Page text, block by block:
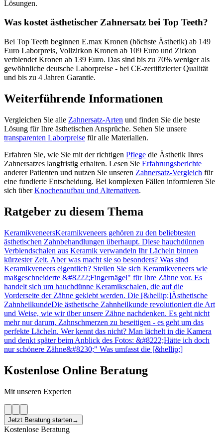
Lösungen.
Was kostet ästhetischer Zahnersatz bei Top Teeth?
Bei Top Teeth beginnen E.max Kronen (höchste Ästhetik) ab 149
Euro Laborpreis, Vollzirkon Kronen ab 109 Euro und Zirkon
verblendet Kronen ab 139 Euro. Das sind bis zu 70% weniger als
gewöhnliche deutsche Laborpreise - bei CE-zertifizierter Qualität
und bis zu 4 Jahren Garantie.
Weiterführende Informationen
Vergleichen Sie alle Zahnersatz-Arten und finden Sie die beste
Lösung für Ihre ästhetischen Ansprüche. Sehen Sie unsere
transparenten Laborpreise für alle Materialien.
Erfahren Sie, wie Sie mit der richtigen Pflege die Ästhetik Ihres
Zahnersatzes langfristig erhalten. Lesen Sie Erfahrungsberichte
anderer Patienten und nutzen Sie unseren Zahnersatz-Vergleich für
eine fundierte Entscheidung. Bei komplexen Fällen informieren Sie
sich über Knochenaufbau und Alternativen.
Ratgeber zu diesem Thema
KeramikveneersKeramikveneers gehören zu den beliebtesten
ästhetischen Zahnbehandlungen überhaupt. Diese hauchdünnen
Verblendschalen aus Keramik verwandeln Ihr Lächeln binnen
kürzester Zeit. Aber was macht sie so besonders? Was sind
Keramikveneers eigentlich? Stellen Sie sich Keramikveneers wie
maßgeschneiderte &#8222;Fingernägel" für Ihre Zähne vor. Es
handelt sich um hauchdünne Keramikschalen, die auf die
Vorderseite der Zähne geklebt werden. Die [&hellip;]Ästhetische
ZahnheilkundeDie ästhetische Zahnheilkunde revolutioniert die Art
und Weise, wie wir über unsere Zähne nachdenken. Es geht nicht
mehr nur darum, Zahnschmerzen zu beseitigen - es geht um das
perfekte Lächeln. Wer kennt das nicht? Man lächelt in die Kamera
und denkt später beim Anblick des Fotos: &#8222;Hätte ich doch
nur schönere Zähne&#8230;" Was umfasst die [&hellip;]
Kostenlose Online Beratung
Mit unseren Experten
Jetzt Beratung starten→
Kostenlose Beratung